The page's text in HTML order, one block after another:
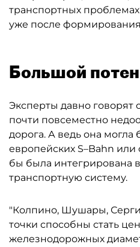
транспортных
уже после
Большой
Эксперты давно говорят
почти повсеместно
дорога. А ведь она могла
европейских S–Bahn или
бы была интегрирована
транспортную систему.
"Колпино, Шушары,
точки способны стать
железнодорожных